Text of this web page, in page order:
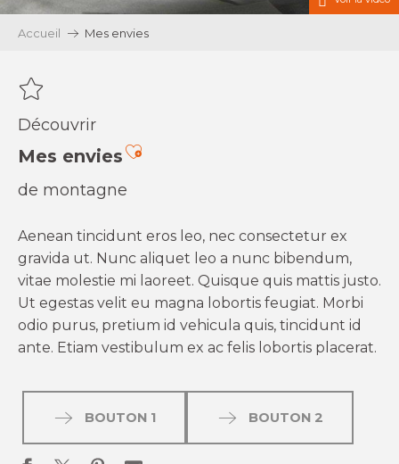
Accueil Mes envies
Découvrir
Mes enviesAjouter aux favoris
de montagne
Aenean tincidunt eros leo, nec consectetur ex
gravida ut. Nunc aliquet leo a nunc bibendum,
vitae molestie mi laoreet. Quisque quis mattis justo.
Ut egestas velit eu magna lobortis feugiat. Morbi
odio purus, pretium id vehicula quis, tincidunt id
ante. Etiam vestibulum ex ac felis lobortis placerat.
BOUTON 1 BOUTON 2